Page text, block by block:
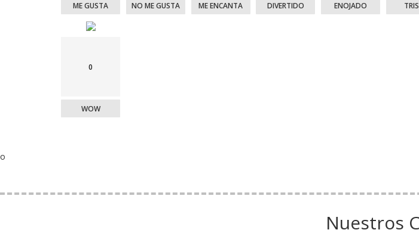
ME GUSTA NO ME GUSTA ME ENCANTA DIVERTIDO ENOJADO
0
WOW
o
Nuestros